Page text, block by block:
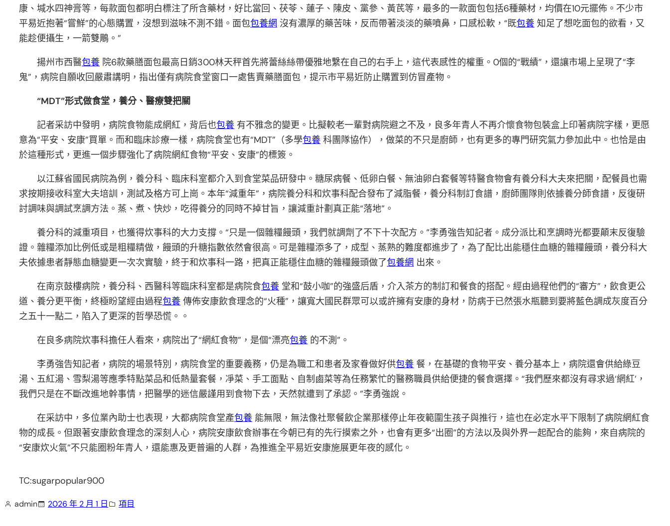
康、堿水四神膏等，每款面包都明白標注了所含藥材，好比當回、茯苓、蓮子、陳皮、黨參、黃芪等，最多的一款面包包括6種藥材，均價在10元擺佈。不少市
平易近抱著“嘗鮮”的心態購置，沒想到滋味不測不錯。面包包養網 沒有濃厚的藥苦味，反而帶著淡淡的藥噴鼻，口感松軟，“既包養 知足了想吃面包的欲看，又
能趁便攝生，一箭雙鵰。”
揚州市西醫包養 院6款藥膳面包最高日銷300林天秤首先將蕾絲絲帶優雅地繫在自己的右手上，這代表感性的權重。0個的“戰績”，還讓市場上呈現了“李
鬼”，病院自願收回嚴肅講明，指出僅有病院食堂窗口一處售賣藥膳面包，提示市平易近防止購置到仿冒產物。
“MDT”形式做食堂，養分、醫療雙把關
記者采訪中發明，病院食物能成網紅，背后也包養 有不雅念的變更。比擬較老一輩對病院避之不及，良多年青人不再介懷食物包裝盒上印著病院字樣，更愿
意為“平安、安康”買單。而和臨床診療一樣，病院食堂也有“MDT”（多學包養 科團隊協作），做菜的不只是廚師，也有更多的專門研究氣力參加此中。也恰是由
於這種形式，更進一個步驟強化了病院網紅食物“平安、安康”的標簽。
以江蘇省國民病院為例，養分科、臨床科室都介入到食堂菜品研發中。糖尿病餐、低卵白餐、無油卵白套餐等特醫食物會有養分科大夫來把關，配餐員也需
求按期接收科室大夫培訓，測試及格方可上崗。本年“減重年”，病院養分科和炊事科配合發布了減脂餐，養分科制訂食譜，廚師團隊則依據養分師食譜，反復研
討調味與調試烹調方法。蒸、煮、快炒，吃得養分的同時不掉甘旨，讓減重計劃真正能“落地”。
養分科的減重項目，也獲得炊事科的大力支撐。“只是一個雜糧饅頭，我們就調劑了不下十次配方。”李勇強告知記者。成分派比和烹調時光都要顛末反復驗
證。雜糧添加比例低或是粗糧精做，饅頭的升糖指數依然會很高。可是雜糧添多了，成型、蒸熟的難度都進步了，為了配比出能穩住血糖的雜糧饅頭，養分科大
夫依據患者靜態血糖變更一次次實驗，終于和炊事科一路，把真正能穩住血糖的雜糧饅頭做了包養網 出來。
在南京鼓樓病院，養分科、西醫科等臨床科室都是病院食包養 堂和“鼓小咖”的強盛后盾，介入茶方的制訂和餐食的搭配。經由過程他們的“審方”，飲食更公
道、養分更平衡，終極盼望經由過程包養 傳佈安康飲食理念的“火種”，讓寬大國民群眾可以或許擁有安康的身材，防病于已然張水瓶聽到要將藍色調成灰度百分
之五十一點二，陷入了更深的哲學恐慌。。
在良多病院炊事科擔任人看來，病院出了“網紅食物”，是個“漂亮包養 的不測”。
李勇強告知記者，病院的場景特別，病院食堂的重要義務，仍是為職工和患者及家眷做好供包養 餐，在基礎的食物平安、養分基本上，病院還會供給綠豆
湯、五紅湯、雪梨湯等應季特點菜品和低熱量套餐，凈菜、手工面點、自制鹵菜等為任務繁忙的醫務職員供給便捷的餐食選擇。“我們歷來都沒有尋求過‘網紅’，
我們只是在不斷改進地幹事情，把醫學的迷信嚴謹用到食物下去，天然就遭到了承認。”李勇強說。
在采訪中，多位業內助士也表現，大都病院食堂產包養 能無限，無法像社聚餐飲企業那樣停止年夜範圍生孩子與推行，這也在必定水平下限制了病院網紅食
物的成長。但跟著安康飲食理念的深刻人心，病院安康飲食辦事在今朝已有的先行摸索之外，也會有更多“出圈”的方法以及與外界一起配合的能夠，來自病院的
“安康炊火氣”不只能圈粉年青人，還能惠及更普遍的人群，為推進全平易近安康施展更年夜的感化。
TC:sugarpopular900
admin 2026 年 2 月 1 日 項目